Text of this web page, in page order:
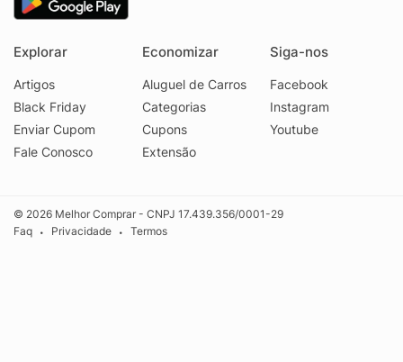
Explorar
Artigos
Black Friday
Enviar Cupom
Fale Conosco
Economizar
Aluguel de Carros
Categorias
Cupons
Extensão
Siga-nos
Facebook
Instagram
Youtube
© 2026 Melhor Comprar - CNPJ 17.439.356/0001-29
Faq
• Privacidade • Termos